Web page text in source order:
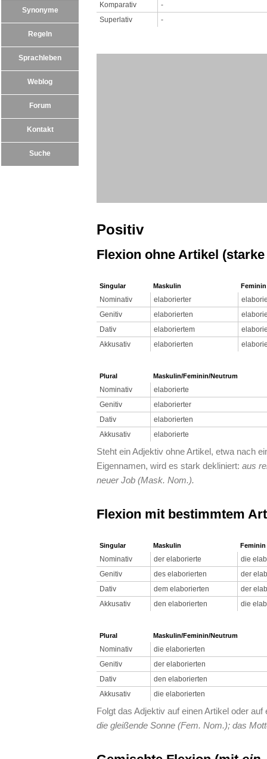
Synonyme
Regeln
Sprachleben
Weblog
Forum
Kontakt
Suche
Komparativ
-
Superlativ
-
Positiv
Flexion ohne Artikel
Singular Maskulin Feminin
Nominativ elaborierter
Genitiv
elaborierten
Dativ
elaboriertem
Akkusativ
elaborierten
Plural Maskulin/Feminin/Neutrum
Nominativ
elaborierte
Genitiv
elaborierter
Dativ
elaborierten
Akkusativ
elaborierte
Steht ein Adjektiv ohne Artikel, etwa nach
Eigennamen, wird es stark dekliniert: aus
neuer Job (Mask. Nom.).
Flexion mit bestimmtem
Singular Maskulin Feminin
Nominativ der elaborierte
die
Genitiv
des elaborierten
der
Dativ
dem elaborierten
der
Akkusativ
den elaborierten die
Plural Maskulin/Feminin/Neutrum
Nominativ
die elaborierten
Genitiv
der elaborierten
Dativ
den elaborierten
Akkusativ
die elaborierten
Folgt das Adjektiv auf einen Artikel oder
die gleißende Sonne (Fem. Nom.); das